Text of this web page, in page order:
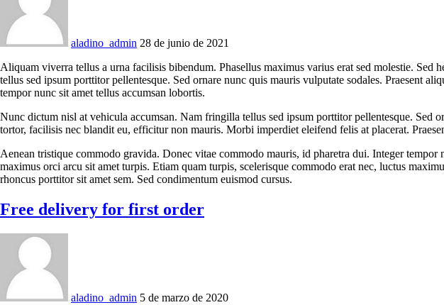
aladino_admin 28 de junio de 2021
Aliquam viverra tellus a urna facilisis bibendum. Phasellus maximus varius erat sed molestie.
tellus sed ipsum porttitor pellentesque. Sed ornare nunc quis mauris vulputate sodales. Praesent
tempor nunc sit amet tellus accumsan lobortis.
Nunc dictum nisl at vehicula accumsan. Nam fringilla tellus sed ipsum porttitor pellentesque. Sed
tortor, facilisis nec blandit eu, efficitur non mauris. Morbi imperdiet eleifend felis at placerat.
Aenean tristique commodo gravida. Donec vitae commodo mauris, id pharetra dui. Integer
maximus orci arcu sit amet turpis. Etiam quam turpis, scelerisque commodo erat nec, luctus
rhoncus porttitor sit amet sem. Sed condimentum euismod cursus.
Free delivery for first order
aladino_admin 5 de marzo de 2020